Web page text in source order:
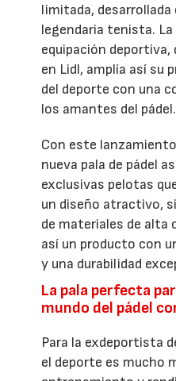
limitada,
legendaria tenista.
equipación deportiva,
en Lidl, amplía así su
del deporte con una
los amantes del pádel.
Con este
nueva pala de pádel
exclusivas pelotas
un diseño atractivo,
de materiales de alta
así un producto con
y una durabilidad
La pala perfecta
mundo del pádel
Para la exdeportista
el deporte es mucho